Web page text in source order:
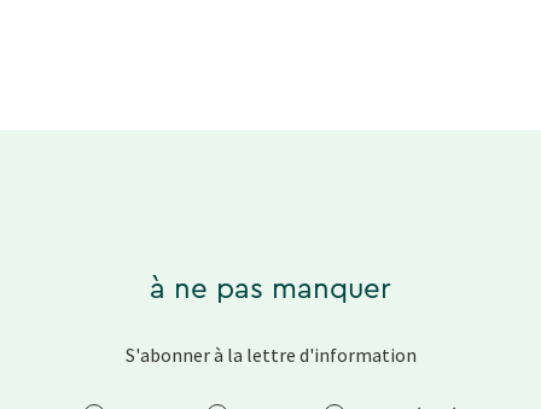
à ne pas manquer
S'abonner à la lettre d'information